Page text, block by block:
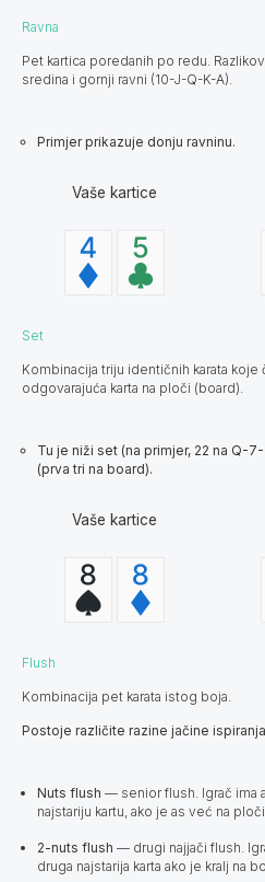
Ravna
Pet kartica poredanih po redu.
sredina i gornji ravni (10-J-Q-K-A).
Primjer prikazuje donju ravninu.
Vaše kartice
Set
Kombinacija triju identičnih karata
odgovarajuća karta na ploči (board).
Tu je niži set (na primjer, 22 na Q-
(prva tri na board).
Vaše kartice
Flush
Kombinacija pet karata istog boja.
Postoje različite razine jačine
Nuts flush — senior flush. Igrač ima
najstariju kartu, ako je as već na
2-nuts flush — drugi najjači flush.
druga najstarija karta ako je kralj na